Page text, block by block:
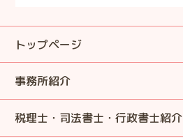
トップページ
事務所紹介
税理士・司法書士・行政書士紹介